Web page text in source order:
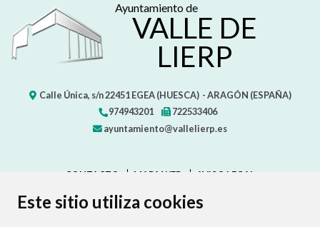
Este sitio utiliza cookies
Ayuntamiento de
VALLE DE
LIERP
Calle Única, s/n22451 EGEA (HUESCA) - ARAGÓN (ESPAÑA)
974943201
722533406
ayuntamiento@vallelierp.es
CONTACTO MAPA WEB
AVISO LEGAL
PROTECCIÓN DE DATOS
POLÍTICA DE COOKIES